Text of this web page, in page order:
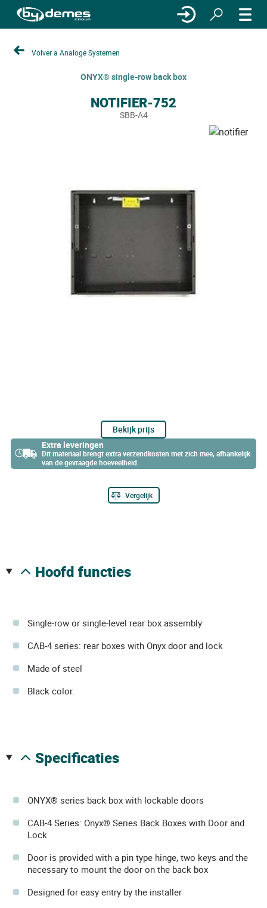
Volver a Analoge Systemen
ONYX® single-row back box
NOTIFIER-752
SBB-A4
Bekijk prijs
Extra leveringen
Dit materiaal brengt extra verzendkosten met zich mee, afhankelijk
van de gevraagde hoeveelheid.
Vergelijk
hoofd functies
Single-row or single-level rear box assembly
CAB-4 series: rear boxes with Onyx door and lock
Made of steel
Black color.
specificaties
ONYX® series back box with lockable doors
CAB-4 Series: Onyx® Series Back Boxes with Door and
Lock
Door is provided with a pin type hinge, two keys and the
necessary to mount the door on the back box
Designed for easy entry by the installer